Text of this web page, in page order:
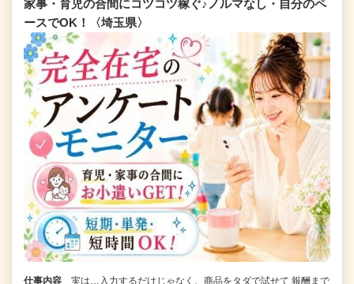
家事・育児の合間にコツコツ稼ぐ♪ノルマなし・自分のペ
ースでOK！〈埼玉県〉
仕事内容
実は…入力するだけじゃなく、商品をタダで試せて 報酬まで